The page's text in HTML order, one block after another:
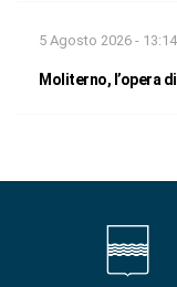
5 Agosto 2026 - 13:14
Moliterno, l’opera